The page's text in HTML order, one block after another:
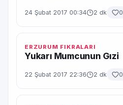
24 Şubat 2017 00:34 2 dk 0
ERZURUM FIKRALARI
Yukarı Mumcunun Gızi
22 Şubat 2017 22:36 2 dk 0